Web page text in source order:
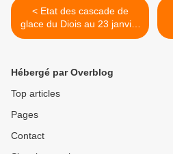
< Etat des cascade de
glace du Diois au 23 janvier
2013
Hébergé par Overblog
Top articles
Pages
Contact